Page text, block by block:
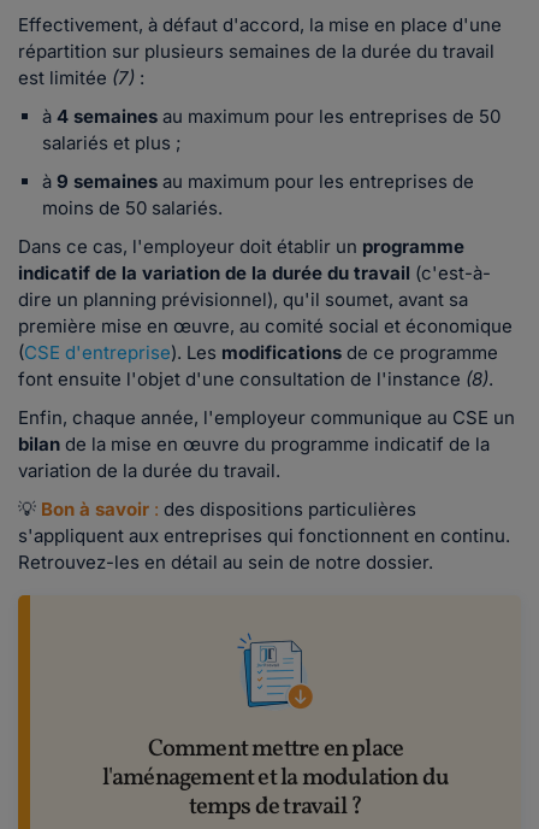
Effectivement, à défaut d'accord, la mise en place d'une
répartition sur plusieurs semaines de la durée du travail
est limitée (7) :
à 4 semaines au maximum pour les entreprises de 50
salariés et plus ;
à 9 semaines au maximum pour les entreprises de
moins de 50 salariés.
Dans ce cas, l'employeur doit établir un programme
indicatif de la variation de la durée du travail (c'est-à-
dire un planning prévisionnel), qu'il soumet, avant sa
première mise en œuvre, au comité social et économique
(CSE d'entreprise). Les modifications de ce programme
font ensuite l'objet d'une consultation de l'instance (8).
Enfin, chaque année, l'employeur communique au CSE un
bilan de la mise en œuvre du programme indicatif de la
variation de la durée du travail.
💡 Bon à savoir : des dispositions particulières
s'appliquent aux entreprises qui fonctionnent en continu.
Retrouvez-les en détail au sein de notre dossier.
Comment mettre en place
l'aménagement et la modulation du
temps de travail ?